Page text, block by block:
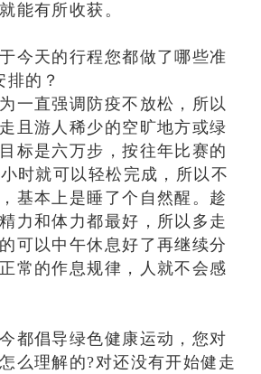
能有所收获。
天的行程您都做了哪些准
的？
直强调防疫不放松，所以
且游人稀少的空旷地方或绿
标是六万步，按往年比赛的
时就可以轻松完成，所以不
基本上是睡了个自然醒。趁
力和体力都最好，所以多走
可以中午休息好了再继续分
常的作息规律，人就不会感
倡导绿色健康运动，您对
么理解的?对还没有开始健走